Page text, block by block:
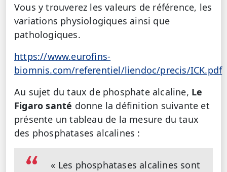
Vous y trouverez les valeurs de référence, les
variations physiologiques ainsi que
pathologiques.
https://www.eurofins-
biomnis.com/referentiel/liendoc/precis/ICK.pdf
Au sujet du taux de phosphate alcaline, Le
Figaro santé donne la définition suivante et
présente un tableau de la mesure du taux
des phosphatases alcalines :
« Les phosphatases alcalines sont